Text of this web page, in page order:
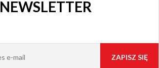
NEWSLETTER